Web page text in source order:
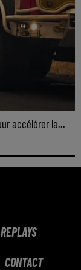
accélérer la...
CONTACT